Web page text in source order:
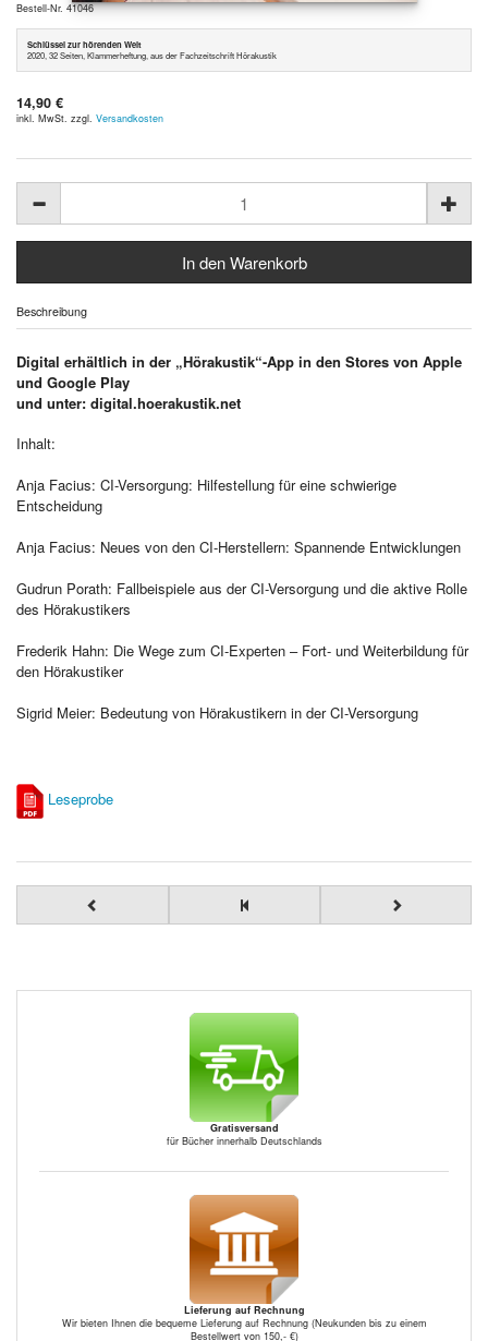
Bestell-Nr. 41046
Schlüssel zur hörenden Welt
2020, 32 Seiten, Klammerheftung, aus der Fachzeitschrift Hörakustik
14,90 €
inkl. MwSt. zzgl. Versandkosten
Beschreibung
Digital erhältlich in der „Hörakustik“-App in den Stores von Apple
und Google Play
und unter: digital.hoerakustik.net
Inhalt:
Anja Facius: CI-Versorgung: Hilfestellung für eine schwierige
Entscheidung
Anja Facius: Neues von den CI-Herstellern: Spannende Entwicklungen
Gudrun Porath: Fallbeispiele aus der CI-Versorgung und die aktive Rolle
des Hörakustikers
Frederik Hahn: Die Wege zum CI-Experten – Fort- und Weiterbildung für
den Hörakustiker
Sigrid Meier: Bedeutung von Hörakustikern in der CI-Versorgung
Leseprobe
Gratisversand
für Bücher innerhalb Deutschlands
Lieferung auf Rechnung
Wir bieten Ihnen die bequeme Lieferung auf Rechnung (Neukunden bis zu einem
Bestellwert von 150,- €)